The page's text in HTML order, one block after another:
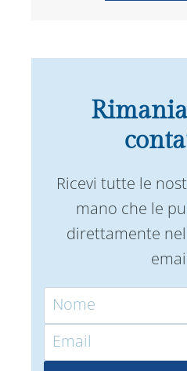
Ricevi tutte le
mano che le
direttamente